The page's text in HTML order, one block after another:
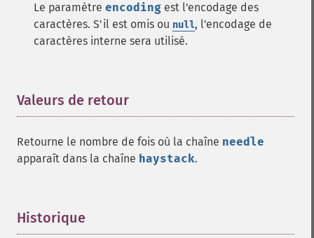
Le paramètre encoding est l'encodage des
caractères. S'il est omis ou null, l'encodage de
caractères interne sera utilisé.
Valeurs de retour
Retourne le nombre de fois où la chaîne needle
apparaît dans la chaîne haystack.
Historique